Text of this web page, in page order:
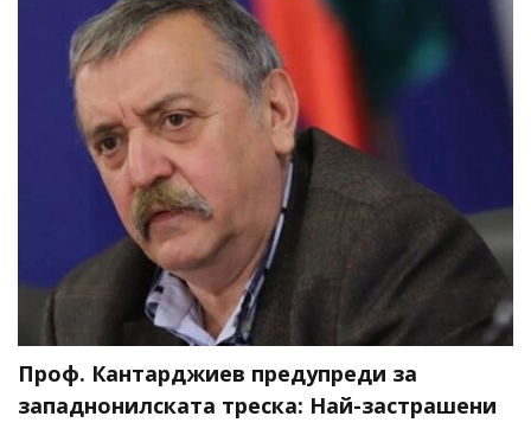
Проф. Кантарджиев предупреди за
западнонилската треска: Най-застрашени